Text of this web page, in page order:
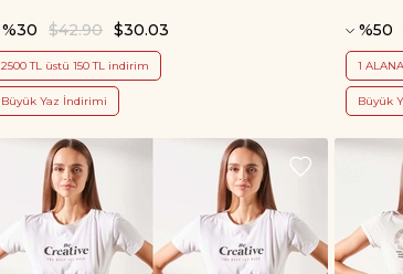
%30 $30.03
$42.90
2500 TL üstü 150 TL indirim
Büyük Yaz İndirimi
%50
1
Büyük